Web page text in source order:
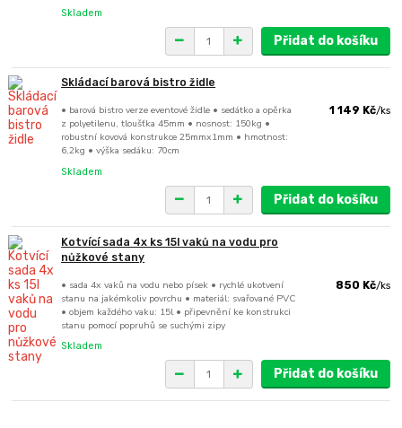
Skladem
Přidat do košíku
Skládací barová bistro židle
• barová bistro verze eventové židle • sedátko a opěrka
z polyetilenu, tloušťka 45mm • nosnost: 150kg •
robustní kovová konstrukce 25mmx1mm • hmotnost:
6,2kg • výška sedáku: 70cm
1 149 Kč/ks
Skladem
Přidat do košíku
Kotvící sada 4x ks 15l vaků na vodu pro
nůžkové stany
• sada 4x vaků na vodu nebo písek • rychlé ukotvení
stanu na jakémkoliv povrchu • materiál: svařované PVC
• objem každého vaku: 15l • připevnění ke konstrukci
stanu pomocí popruhů se suchými zipy
850 Kč/ks
Skladem
Přidat do košíku